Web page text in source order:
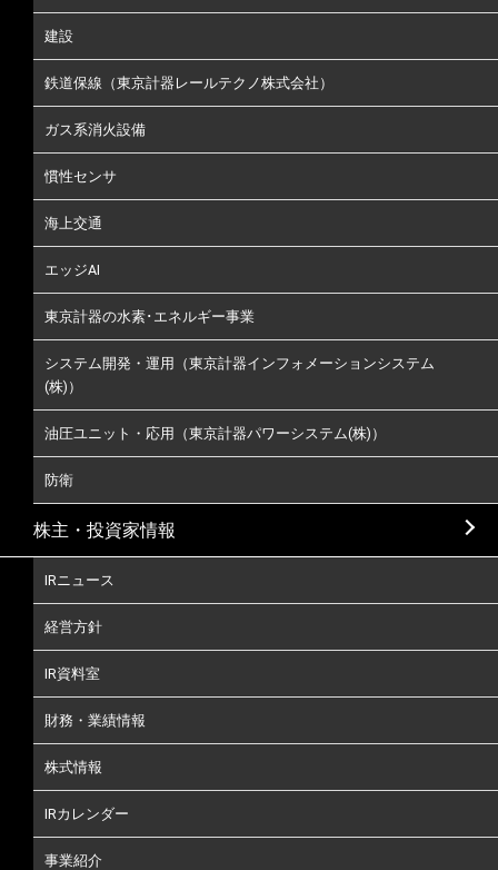
建設
鉄道保線（東京計器レールテクノ株式会社）
ガス系消火設備
慣性センサ
海上交通
エッジAI
東京計器の水素･エネルギー事業
システム開発・運用（東京計器インフォメーションシステム
(株)）
油圧ユニット・応用（東京計器パワーシステム(株)）
防衛
株主・投資家情報
IRニュース
経営方針
IR資料室
財務・業績情報
株式情報
IRカレンダー
事業紹介